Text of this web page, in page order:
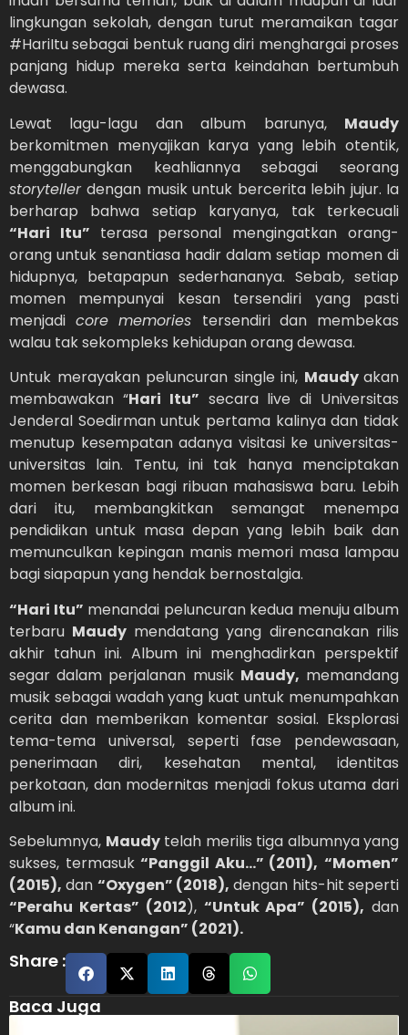
lingkungan sekolah, dengan turut meramaikan tagar
#HariItu sebagai bentuk ruang diri menghargai proses
panjang hidup mereka serta keindahan bertumbuh
dewasa.
Lewat lagu-lagu dan album barunya, Maudy
berkomitmen menyajikan karya yang lebih otentik,
menggabungkan keahliannya sebagai seorang
storytellerdengan musik untuk bercerita lebih jujur. Ia
berharap bahwa setiap karyanya, tak terkecuali
“Hari Itu” terasa personal mengingatkan orang-
orang untuk senantiasa hadir dalam setiap momen di
hidupnya, betapapun sederhananya. Sebab, setiap
momen mempunyai kesan tersendiri yang pasti
menjadi core memories tersendiri dan membekas
walau tak sekompleks kehidupan orang dewasa.
Untuk merayakan peluncuran single ini, Maudy akan
membawakan “Hari Itu” secara live di Universitas
Jenderal Soedirman untuk pertama kalinya dan tidak
menutup kesempatan adanya visitasi ke universitas-
universitas lain. Tentu, ini tak hanya menciptakan
momen berkesan bagi ribuan mahasiswa baru. Lebih
dari itu, membangkitkan semangat menempa
pendidikan untuk masa depan yang lebih baik dan
memunculkan kepingan manis memori masa lampau
bagi siapapun yang hendak bernostalgia.
“Hari Itu” menandai peluncuran kedua menuju album
terbaru Maudy mendatang yang direncanakan rilis
akhir tahun ini. Album ini menghadirkan perspektif
segar dalam perjalanan musik Maudy, memandang
musik sebagai wadah yang kuat untuk menumpahkan
cerita dan memberikan komentar sosial. Eksplorasi
tema-tema universal, seperti fase pendewasaan,
penerimaan diri, kesehatan mental, identitas
perkotaan, dan modernitas menjadi fokus utama dari
album ini.
Sebelumnya, Maudytelah merilis tiga albumnya yang
sukses, termasuk“Panggil Aku…” (2011), “Momen”
(2015), dan “Oxygen” (2018), dengan hits-hit seperti
“Perahu Kertas” (2012), “Untuk Apa” (2015), dan
“Kamu dan Kenangan” (2021).
Share :
Baca Juga